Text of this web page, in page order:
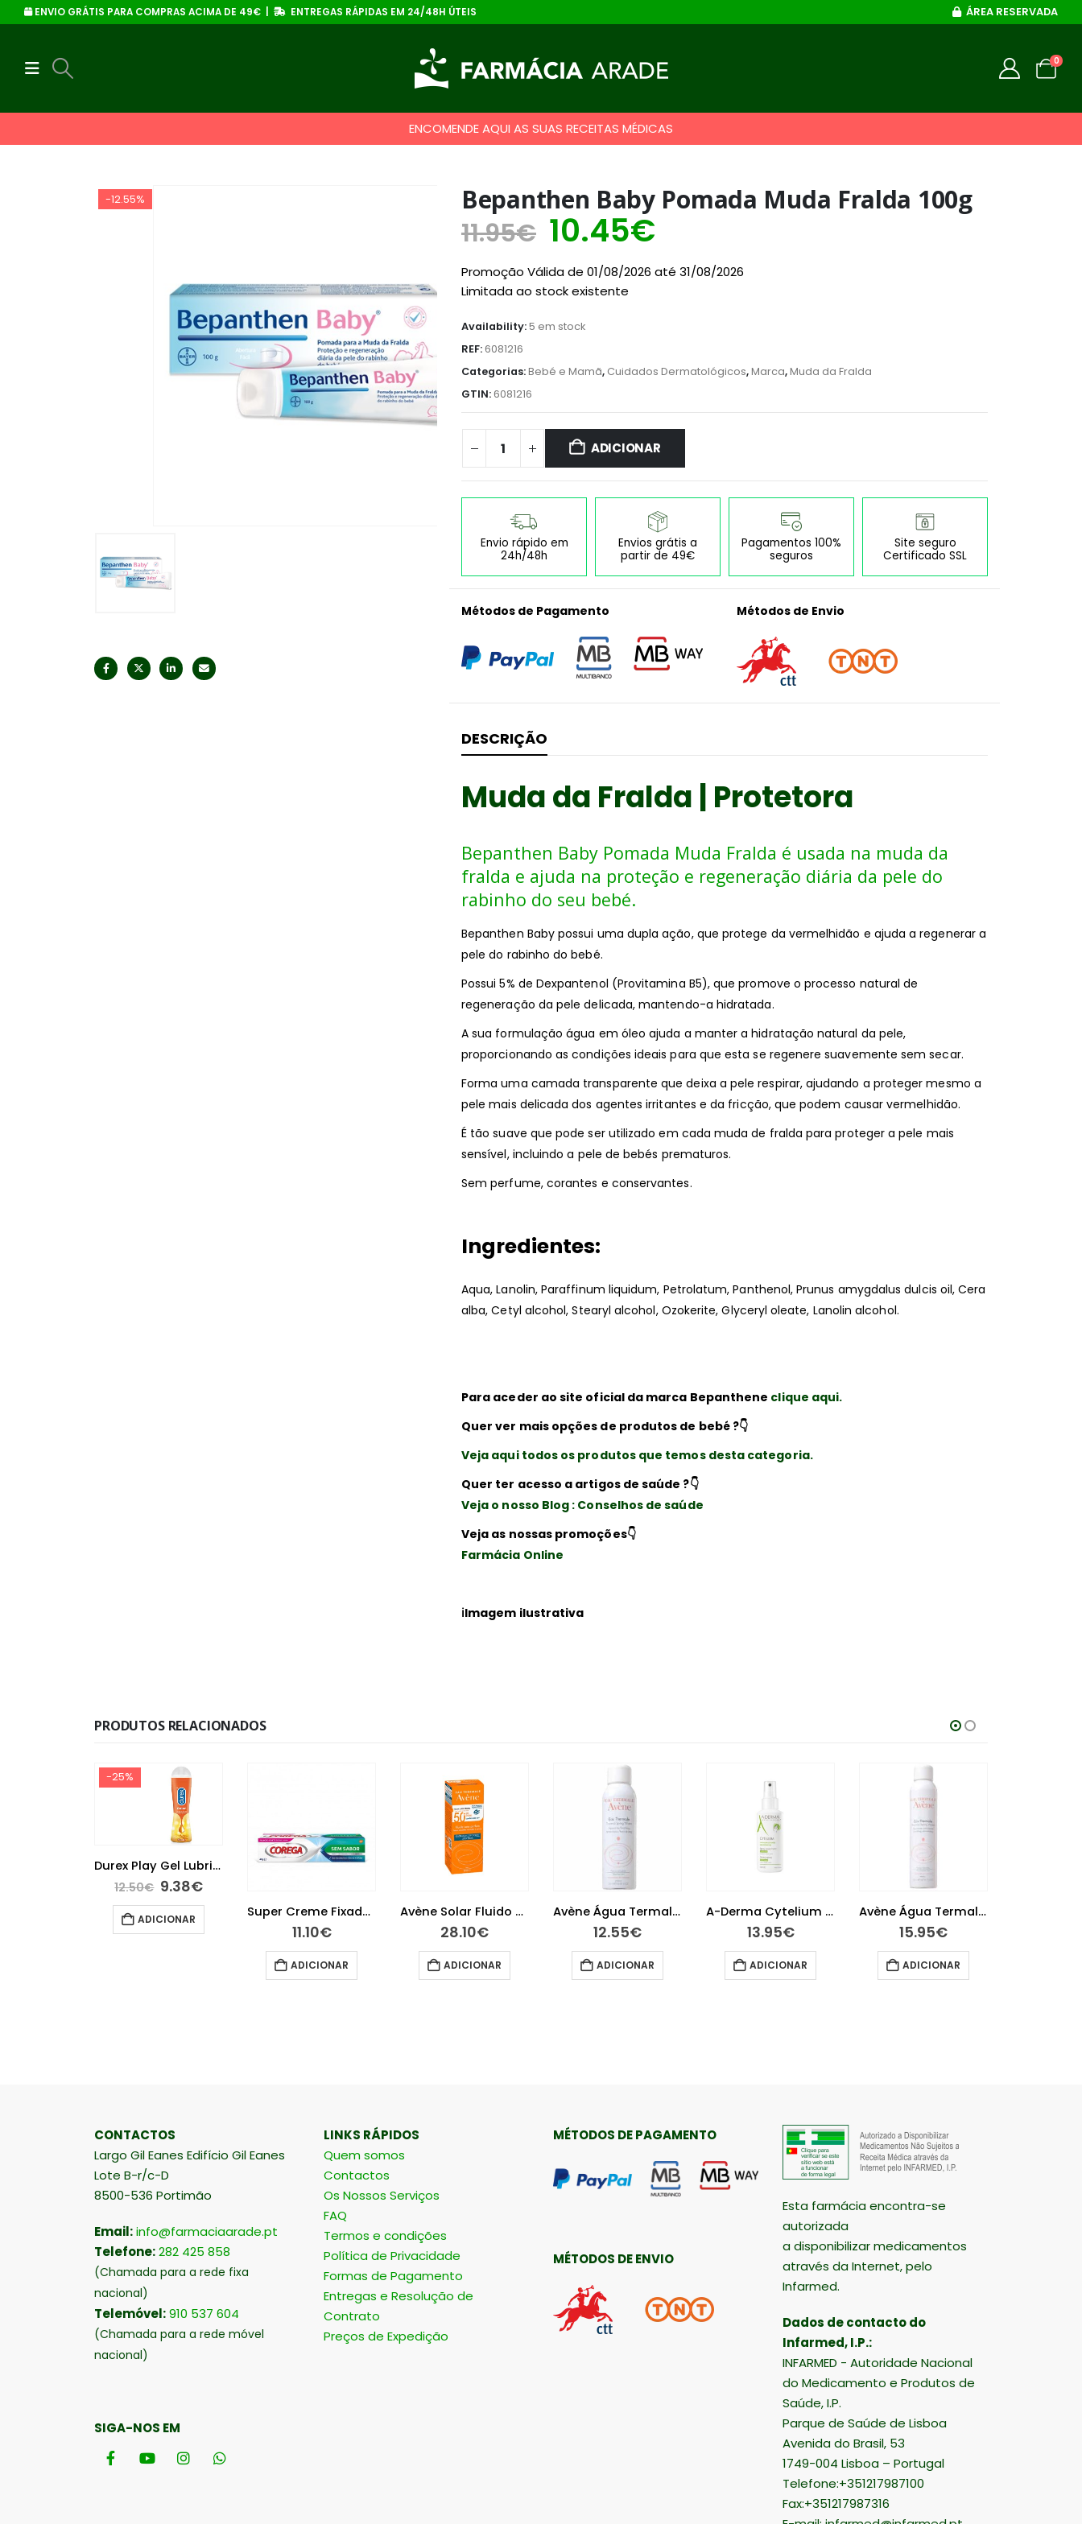
ENVIO GRÁTIS PARA COMPRAS ACIMA DE 49€ | ENTREGAS RÁPIDAS EM 24/48H ÚTEIS ÁREA RESERVADA
0
ENCOMENDE AQUI AS SUAS RECEITAS MÉDICAS
-12.55% Bepanthen Baby Pomada Muda Fralda 100g
11.95€ 10.45€
Promoção Válida de 01/08/2026 até 31/08/2026
Limitada ao stock existente
Availability:5 em stock
REF:6081216
Categorias:Bebé e Mamã, Cuidados Dermatológicos,Marca,Muda da Fralda
GTIN:6081216
ADICIONAR
Envio rápido em
24h/48h
Envios grátis a
partir de 49€
Pagamentos 100%
seguros
Site seguro
Certificado SSL
Métodos de Pagamento Métodos de Envio
DESCRIÇÃO
Muda da Fralda | Protetora
Bepanthen Baby Pomada Muda Fralda é usada na muda da
fralda e ajuda na proteção e regeneração diária da pele do
rabinho do seu bebé.
Bepanthen Baby possui uma dupla ação, que protege da vermelhidão e ajuda a regenerar a
pele do rabinho do bebé.
Possui 5% de Dexpantenol (Provitamina B5), que promove o processo natural de
regeneração da pele delicada, mantendo-a hidratada.
A sua formulação água em óleo ajuda a manter a hidratação natural da pele,
proporcionando as condições ideais para que esta se regenere suavemente sem secar.
Forma uma camada transparente que deixa a pele respirar, ajudando a proteger mesmo a
pele mais delicada dos agentes irritantes e da fricção, que podem causar vermelhidão.
É tão suave que pode ser utilizado em cada muda de fralda para proteger a pele mais
sensível, incluindo a pele de bebés prematuros.
Sem perfume, corantes e conservantes.
Ingredientes:
Aqua, Lanolin, Paraffinum liquidum, Petrolatum, Panthenol, Prunus amygdalus dulcis oil, Cera
alba, Cetyl alcohol, Stearyl alcohol, Ozokerite, Glyceryl oleate, Lanolin alcohol.
Para aceder ao site oficial da marca Bepanthene clique aqui.
Quer ver mais opções de produtos de bebé ?👇
Veja aqui todos os produtos que temos desta categoria.
Quer ter acesso a artigos de saúde ?👇
Veja o nosso Blog : Conselhos de saúde
Veja as nossas promoções👇
Farmácia Online
ℹ️Imagem ilustrativa
PRODUTOS RELACIONADOS
11.10€
Avène Solar Fluido 50+ sem perfume 50 ml
28.10€
ADICIONAR
Avène Água Termal 150ml
12.55€
ADICIONAR
A-Derma Cytelium Spray Secante 100 ml
13.95€
ADICIONAR
Avène Água Termal 300ml
15.95€
ADICIONAR
13.95 €
ADICIONAR
CONTACTOS
Largo Gil Eanes Edifício Gil Eanes
Lote B-r/c-D
8500-536 Portimão
Email:info@farmaciaarade.pt
Telefone:282 425 858
(Chamada para a rede fixa
nacional)
Telemóvel:910 537 604
(Chamada para a rede móvel
nacional)
SIGA-NOS EM
LINKS RÁPIDOS
Quem somos
Contactos
Os Nossos Serviços
FAQ
Termos e condições
Política de Privacidade
Formas de Pagamento
Entregas e Resolução de
Contrato
Preços de Expedição
MÉTODOS DE PAGAMENTO
MÉTODOS DE ENVIO
Esta farmácia encontra-se
autorizada
a disponibilizar medicamentos
através da Internet, pelo
Infarmed.
Dados de contacto do
Infarmed, I.P.:
INFARMED - Autoridade Nacional
do Medicamento e Produtos de
Saúde, I.P.
Parque de Saúde de Lisboa
Avenida do Brasil, 53
1749-004 Lisboa – Portugal
Telefone:+351217987100
Fax:+351217987316